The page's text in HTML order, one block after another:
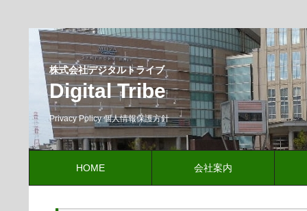
株式会社デジタルトライブ
Digital Tribe
Privacy Policy 個人情報保護方針
HOME 会社案内